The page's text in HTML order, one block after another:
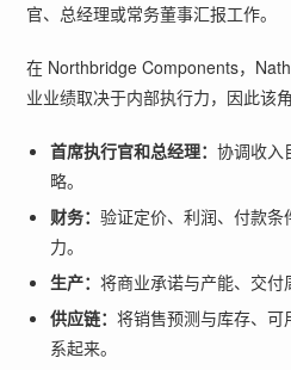
官、总经理或常务董事汇报工作。
在 Northbridge Components，
业业绩取决于内部执行力，因此该
首席执行官和总经理：协调收入
略。
财务：验证定价、利润、付款
力。
生产：将商业承诺与产能、交付
供应链：将销售预测与库存、
系起来。